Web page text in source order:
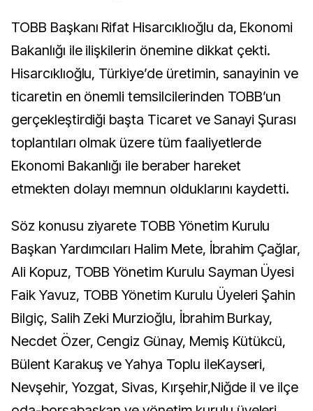
TOBB Başkanı Rifat Hisarcıklıoğlu da, Ekonomi
Bakanlığı ile ilişkilerin önemine dikkat çekti.
Hisarcıklıoğlu, Türkiye’de üretimin, sanayinin ve
ticaretin en önemli temsilcilerinden TOBB’un
gerçekleştirdiği başta Ticaret ve Sanayi Şurası
toplantıları olmak üzere tüm faaliyetlerde
Ekonomi Bakanlığı ile beraber hareket
etmekten dolayı memnun olduklarını kaydetti.
Söz konusu ziyarete TOBB Yönetim Kurulu
Başkan Yardımcıları Halim Mete, İbrahim Çağlar,
Ali Kopuz, TOBB Yönetim Kurulu Sayman Üyesi
Faik Yavuz, TOBB Yönetim Kurulu Üyeleri Şahin
Bilgiç, Salih Zeki Murzioğlu, İbrahim Burkay,
Necdet Özer, Cengiz Günay, Memiş Kütükcü,
Bülent Karakuş ve Yahya Toplu ileKayseri,
Nevşehir, Yozgat, Sivas, Kırşehir,Niğde il ve ilçe